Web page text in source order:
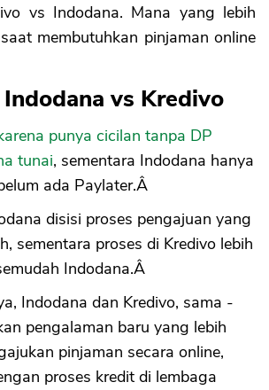
vs Indodana. Mana yang lebih
membutuhkan pinjaman online
vs Kredivo
punya cicilan tanpa DP
tunai, sementara Indodana hanya
ada Paylater.Â
disisi proses pengajuan yang
sementara proses di Kredivo lebih
Indodana.Â
Indodana dan Kredivo, sama -
pengalaman baru yang lebih
pinjaman secara online,
proses kredit di lembaga